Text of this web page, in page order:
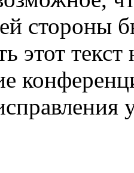
стороны
этот